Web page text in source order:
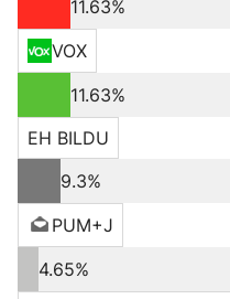
11.63%
VOX
11.63%
EH BILDU
9.3%
PUM+J
4.65%